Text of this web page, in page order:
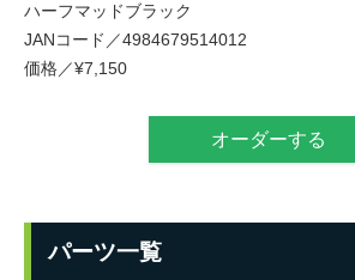
ハーフマッドブラック
JANコード／4984679514012
価格／¥7,150
オーダーする
パーツ一覧